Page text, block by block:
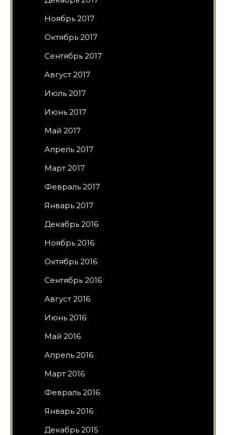
Ноябрь 2017
Октябрь 2017
Сентябрь 2017
Август 2017
Июль 2017
Июнь 2017
Май 2017
Апрель 2017
Март 2017
Февраль 2017
Январь 2017
Декабрь 2016
Ноябрь 2016
Октябрь 2016
Сентябрь 2016
Август 2016
Июнь 2016
Май 2016
Апрель 2016
Март 2016
Февраль 2016
Январь 2016
Декабрь 2015